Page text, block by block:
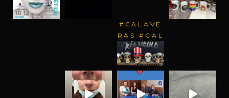
#CALAVE
RAS #CAL